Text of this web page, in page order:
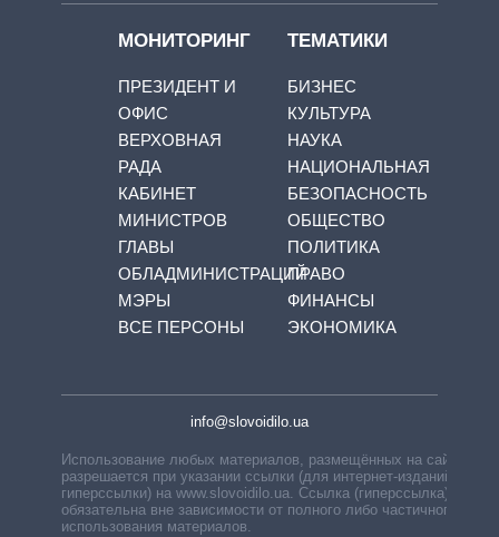
МОНИТОРИНГ
ПРЕЗИДЕНТ И
ОФИС
ВЕРХОВНАЯ
РАДА
КАБИНЕТ
МИНИСТРОВ
ГЛАВЫ
ОБЛАДМИНИСТРАЦИЙ
МЭРЫ
ВСЕ ПЕРСОНЫ
ТЕМАТИКИ
БИЗНЕС
КУЛЬТУРА
НАУКА
НАЦИОНАЛЬНАЯ
БЕЗОПАСНОСТЬ
ОБЩЕСТВО
ПОЛИТИКА
ПРАВО
ФИНАНСЫ
ЭКОНОМИКА
info@slovoidilo.ua
Использование любых материалов, размещённых на сайте,
разрешается при указании ссылки (для интернет-изданий —
гиперссылки) на www.slovoidilo.ua. Ссылка (гиперссылка)
обязательна вне зависимости от полного либо частичного
использования материалов.